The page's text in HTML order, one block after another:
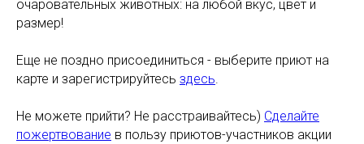
очаровательных животных: на любой вкус, цвет и
размер!
Еще не поздно присоединиться - выберите приют на
карте и зарегистрируйтесь здесь
Не можете прийти? Не расстраивайтесь) Сделайте
пожертвование в пользу приютов-участников акции